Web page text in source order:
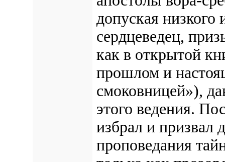
допуская низкого
сердцеведец,
как в открытой
прошлом и
смоковницей»),
этого ведения.
избрал и призвал
проповедания